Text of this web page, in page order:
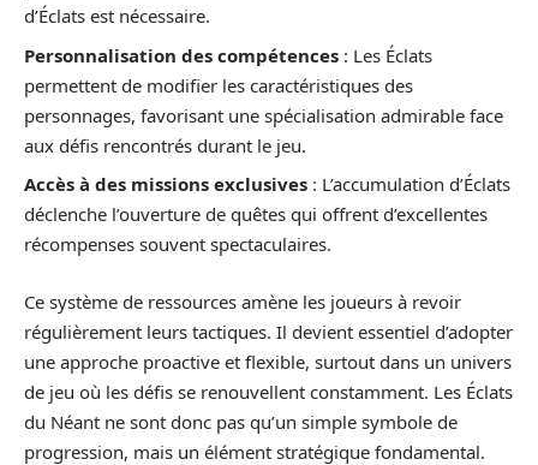
d’Éclats est nécessaire.
Personnalisation des compétences : Les Éclats
permettent de modifier les caractéristiques des
personnages, favorisant une spécialisation admirable face
aux défis rencontrés durant le jeu.
Accès à des missions exclusives : L’accumulation d’Éclats
déclenche l’ouverture de quêtes qui offrent d’excellentes
récompenses souvent spectaculaires.
Ce système de ressources amène les joueurs à revoir
régulièrement leurs tactiques. Il devient essentiel d’adopter
une approche proactive et flexible, surtout dans un univers
de jeu où les défis se renouvellent constamment. Les Éclats
du Néant ne sont donc pas qu’un simple symbole de
progression, mais un élément stratégique fondamental.